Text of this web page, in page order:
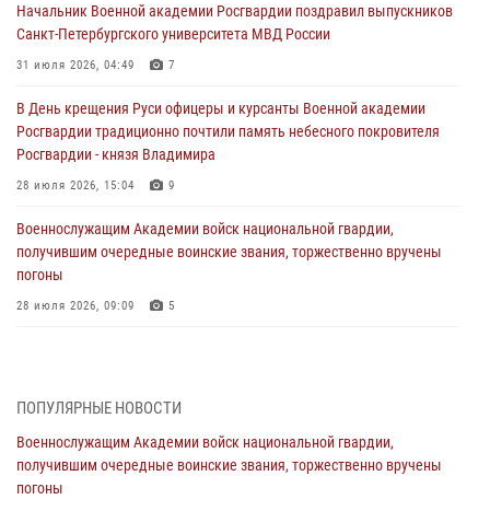
Начальник Военной академии Росгвардии поздравил выпускников
Санкт-Петербургского университета МВД России
31 июля 2026, 04:49 7
В День крещения Руси офицеры и курсанты Военной академии
Росгвардии традиционно почтили память небесного покровителя
Росгвардии - князя Владимира
28 июля 2026, 15:04 9
Военнослужащим Академии войск национальной гвардии,
получившим очередные воинские звания, торжественно вручены
погоны
28 июля 2026, 09:09 5
27 июля 2026, 14:49 7
Военная академия информирует!
23 июля 2026, 04:51
ПОПУЛЯРНЫЕ НОВОСТИ
Военнослужащим Академии войск национальной гвардии,
получившим очередные воинские звания, торжественно вручены
погоны